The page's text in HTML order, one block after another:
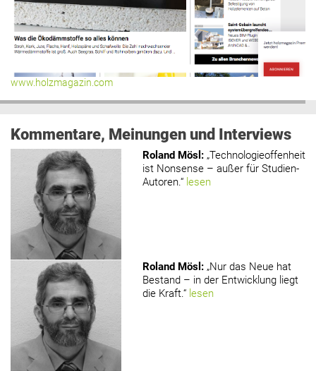
www.holzmagazin.com
Kommentare, Meinungen und Interviews
Roland Mösl : „Technologieoffenheit
ist Nonsense – außer für Studien-
Autoren.“ lesen
Roland Mösl : „Nur das Neue hat
Bestand – in der Entwicklung liegt
die Kraft.“ lesen